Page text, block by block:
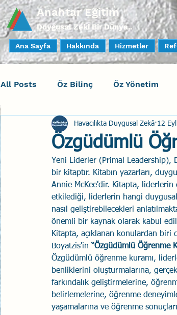
Anahtar Eğitim
Duygusal Zeki Bir Dünya..
Ana Sayfa Hakkında Hizmetler
All Posts Öz Bilinç Öz Yönetim
Sosyal Bilinç İlişki Yönetimi
Yaratıcı Drama İnsan Faktörleri -
Duygusal Zeka Koçluğu Uçak
İlişki Yönetimi Sun Tzu Savaş
Psikolojik Güvenlik Havacılık
Özgüdümlü
Havacılıkta Duygusal Zekâ 12
Yeni Liderler (Primal Leadership),
bir kitaptır. Kitabın yazarları,
Annie McKee'dir. Kitapta, liderlerin
etkilediği, liderlerin hangi
nasıl geliştirebilecekleri
önemli bir kaynak olarak kabul
Kitapta, açıklanan konulardan biri
Boyatzis'in “Özgüdümlü Öğrenme
Özgüdümlü öğrenme kuramı,
benliklerini oluşturmalarına,
farkındalık geliştirmelerine,
belirlemelerine, öğrenme
yaşamalarına ve öğrenme